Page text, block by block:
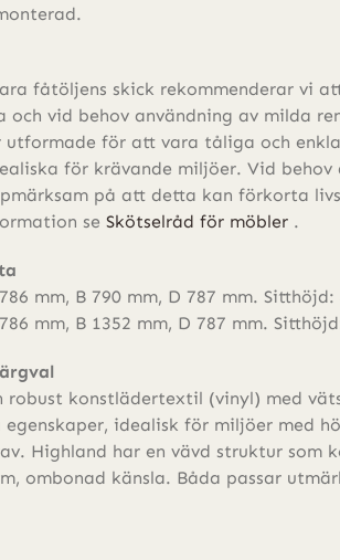
fåtöljens skick rekommenderar vi
och vid behov användning av milda
utformade för att vara tåliga och
för krävande miljöer. Vid
på att detta kan förkorta
se Skötselråd för möbler.
mm, B 790 mm, D 787 mm.
mm, B 1352 mm, D 787 mm.
robust konstlädertextil (vinyl) med
idealisk för miljöer med
Highland har en vävd struktur som
ombonad känsla. Båda passar